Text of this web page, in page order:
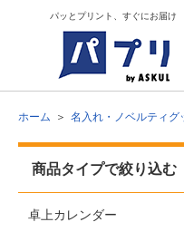
パッとプリント、すぐにお届け
ホーム 名入れ・ノベルティグ
商品タイプで絞り込む
卓上カレンダー